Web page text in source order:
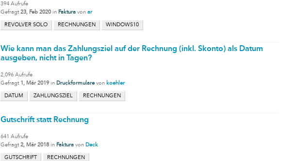
394 Aufrufe
Gefragt 23, Feb 2020 in Faktura von ar
REVOLVER SOLO RECHNUNGEN WINDOWS10
Wie kann man das Zahlungsziel auf der Rechnung (inkl. Skonto) als Datum
ausgeben, nicht in Tagen?
2,096 Aufrufe
Gefragt 1, Mär 2019 in Druckformulare von koehler
DATUM ZAHLUNGSZIEL RECHNUNGEN
Gutschrift statt Rechnung
641 Aufrufe
Gefragt 2, Mär 2018 in Faktura von Deck
GUTSCHRIFT RECHNUNGEN